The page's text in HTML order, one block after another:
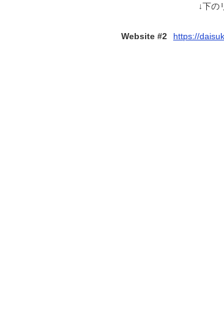
↓下の
Website #2 https://